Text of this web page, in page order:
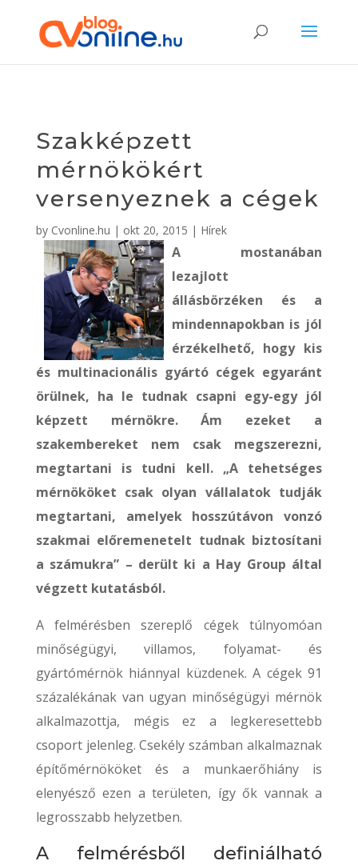
Szakképzett
mérnökökért
versenyeznek a cégek
by Cvonline.hu | okt 20, 2015 | Hírek
A mostanában
lezajlott
állásbörzéken és a
mindennapokban is jól
érzékelhető, hogy kis
és multinacionális gyártó cégek egyaránt
örülnek, ha le tudnak csapni egy-egy jól
képzett mérnökre. Ám ezeket a
szakembereket nem csak megszerezni,
megtartani is tudni kell. „A tehetséges
mérnököket csak olyan vállalatok tudják
megtartani, amelyek hosszútávon vonzó
szakmai előremenetelt tudnak biztosítani
a számukra” – derült ki a Hay Group által
végzett kutatásból.
A felmérésben szereplő cégek túlnyomóan
minőségügyi, villamos, folyamat- és
gyártómérnök hiánnyal küzdenek. A cégek 91
százalékának van ugyan minőségügyi mérnök
alkalmazottja, mégis ez a legkeresettebb
csoport jelenleg. Csekély számban alkalmaznak
építőmérnököket és a munkaerőhiány is
elenyésző ezen a területen, így ők vannak a
legrosszabb helyzetben.
A felmérésből definiálható